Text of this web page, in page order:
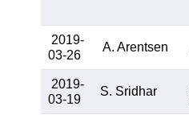
2019-
03-26
A. Arentsen
2019-
03-19
S. Sridhar